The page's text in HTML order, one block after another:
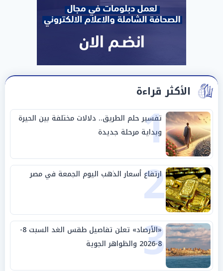
الأكثر قراءة
1
تفسير حلم الطريق.. دلالات مختلفة بين الحيرة
وبداية مرحلة جديدة
2
ارتفاع أسعار الذهب اليوم الجمعة في مصر
3
«الأرصاد» تعلن تفاصيل طقس الغد السبت 8-
8-2026 والظواهر الجوية